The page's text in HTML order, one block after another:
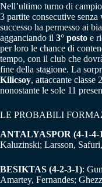
Nell’ultimo turno di
3 partite consecutive
successo ha permesso ai
agganciando il 3° posto e
per loro le chance di
tempo, con il club che
fine della stagione. La
Kilicsoy, attaccante classe
nonostante le sole 11
LE PROBABILI
ANTALYASPOR (4-1-4-
Kaluzinski; Larsson,
BESIKTAS (4-2-3-1):
Amartey, Fernandes;